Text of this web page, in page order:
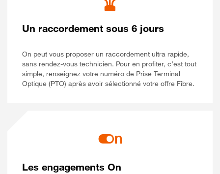
Un raccordement sous 6 jours
On peut vous proposer un raccordement ultra rapide,
sans rendez-vous technicien. Pour en profiter, c’est tout
simple, renseignez votre numéro de Prise Terminal
Optique (PTO) après avoir sélectionné votre offre Fibre.
Les engagements On